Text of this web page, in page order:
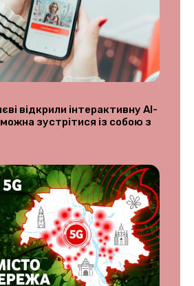
відкрили інтерактивну AI-
зустрітися із собою з